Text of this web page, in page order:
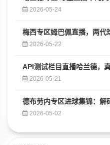
2026-05-24
梅西专区姆巴佩直播，两代
2026-05-22
API测试栏目直播哈兰德，
2026-05-21
德布劳内专区进球集锦：解
2026-05-02